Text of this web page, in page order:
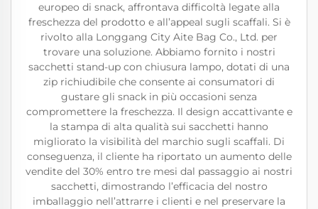
europeo di snack, affrontava difficoltà legate alla
freschezza del prodotto e all’appeal sugli scaffali. Si è
rivolto alla Longgang City Aite Bag Co., Ltd. per
trovare una soluzione. Abbiamo fornito i nostri
sacchetti stand-up con chiusura lampo, dotati di una
zip richiudibile che consente ai consumatori di
gustare gli snack in più occasioni senza
compromettere la freschezza. Il design accattivante e
la stampa di alta qualità sui sacchetti hanno
migliorato la visibilità del marchio sugli scaffali. Di
conseguenza, il cliente ha riportato un aumento delle
vendite del 30% entro tre mesi dal passaggio ai nostri
sacchetti, dimostrando l’efficacia del nostro
imballaggio nell’attrarre i clienti e nel preservare la